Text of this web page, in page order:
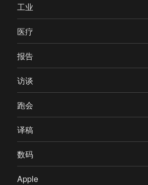
工业
医疗
报告
访谈
跑会
译稿
数码
Apple